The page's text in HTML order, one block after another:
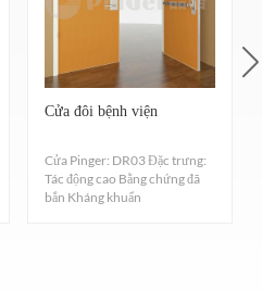
Cửa đôi bệnh viện
Cửa Pinger: DR03 Đặc trưng:
Tác động cao Bằng chứng đã
bắn Kháng khuẩn